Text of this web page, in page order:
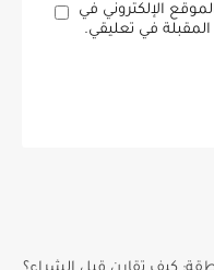
الإلكتروني في
في تعليقي.